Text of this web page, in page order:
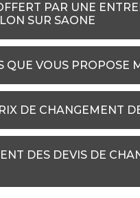
PAR UNE
SUR SAONE
QUE VOUS PROPOSE
DE CHANGEMENT
DES DEVIS DE